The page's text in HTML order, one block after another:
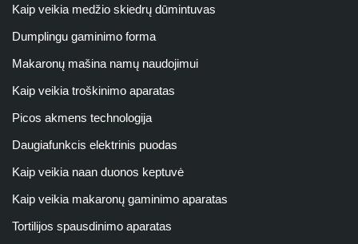
Kaip veikia medžio skiedrų dūmintuvas
Dumplingu gaminimo forma
Makaronų mašina namų naudojimui
Kaip veikia troškinimo aparatas
Picos akmens technologija
Daugiafunkcis elektrinis puodas
Kaip veikia naan duonos keptuvė
Kaip veikia makaronų gaminimo aparatas
Tortilijos spausdinimo aparatas